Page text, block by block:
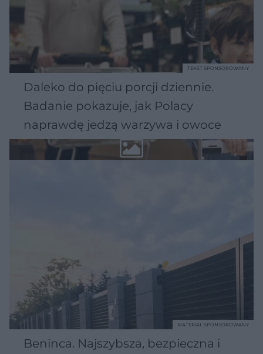
Daleko do pięciu porcji dziennie.
Badanie pokazuje, jak Polacy
naprawdę jedzą warzywa i owoce
TEKST SPONSOROWANY
Beninca. Najszybsza, bezpieczna i
MATERIAŁ SPONSOROWANY